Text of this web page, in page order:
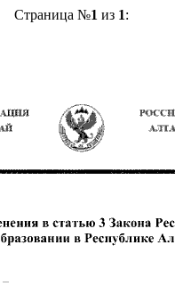
Страница №1 из 1: